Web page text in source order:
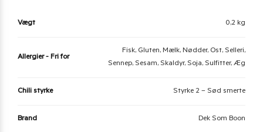
Vægt 0,2 kg
Allergier - Fri for
Fisk, Gluten, Mælk, Nødder, Ost, Selleri,
Sennep, Sesam, Skaldyr, Soja, Sulfitter, Æg
Chili styrke Styrke 2 – Sød smerte
Brand Dek Som Boon